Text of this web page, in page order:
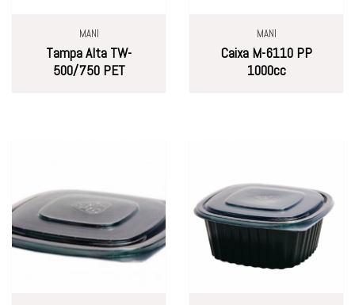
MANI
Tampa Alta TW-
500/750 PET
MANI
Caixa M-6110 PP
1000cc